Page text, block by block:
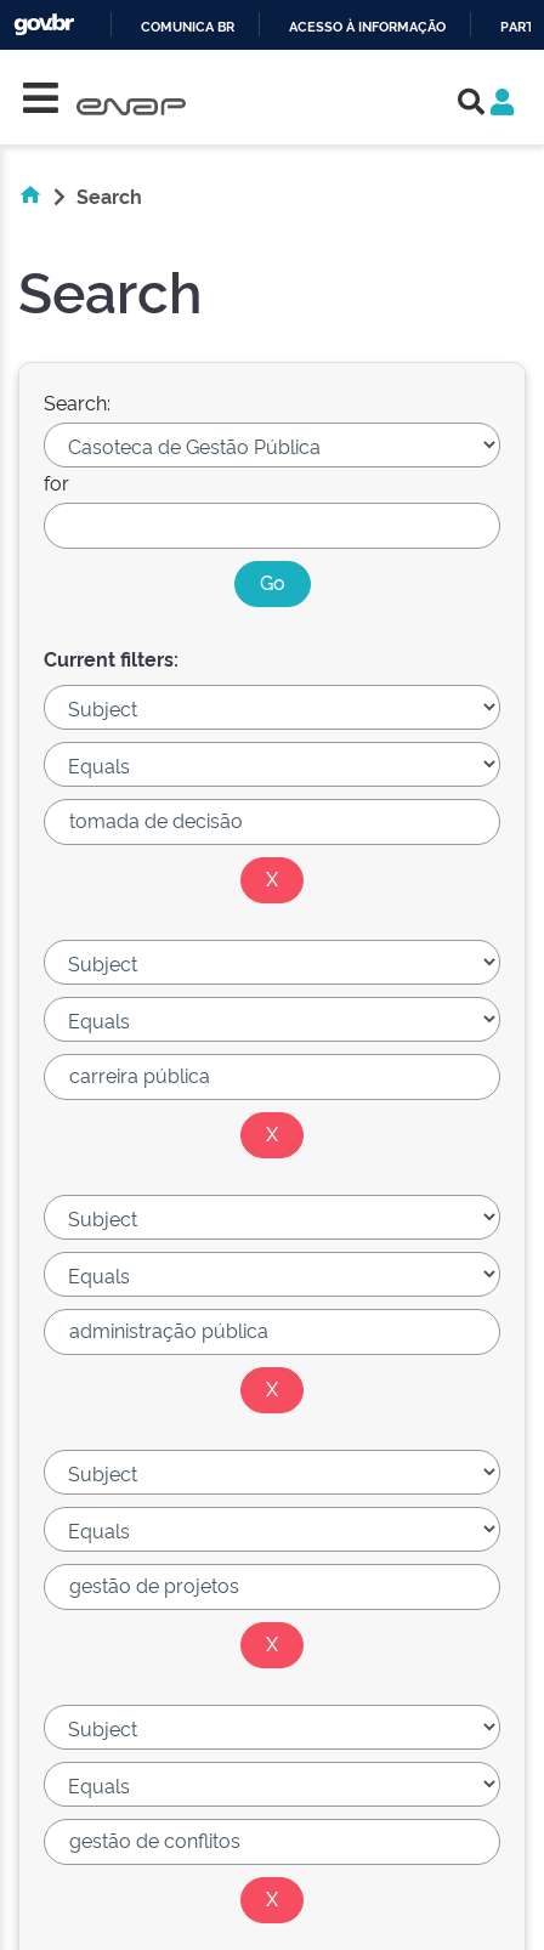
COMUNICA BR ACESSO À INFORMAÇÃO
Search
Search
Search:
for
Current filters: